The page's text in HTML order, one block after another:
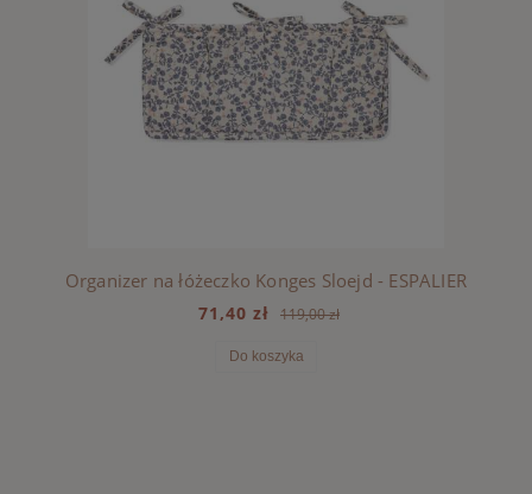
Organizer na łóżeczko Konges Sloejd - ESPALIER
71,40 zł 119,00 zł
Do koszyka